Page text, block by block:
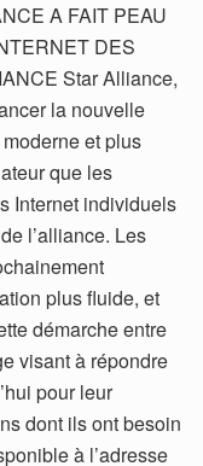
A FAIT PEAU
DES
Star Alliance,
la nouvelle
et plus
que les
Internet individuels
l’alliance. Les
plus fluide, et
démarche entre
visant à répondre
pour leur
dont ils ont besoin
à l’adresse